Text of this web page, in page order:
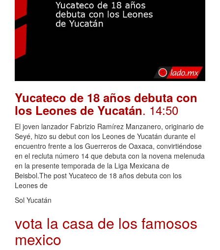
Yucateco de 18 años debuta con
los Leones de Yucatán. 14:50
El joven lanzador Fabrizio Ramírez Manzanero, originario de
Seyé, hizo su debut con los Leones de Yucatán durante el
encuentro frente a los Guerreros de Oaxaca, convirtiéndose
en el recluta número 14 que debuta con la novena melenuda
en la presente temporada de la Liga Mexicana de
Beisbol.The post Yucateco de 18 años debuta con los
Leones de
Sol Yucatán
vota la casa de los famosos
mexico